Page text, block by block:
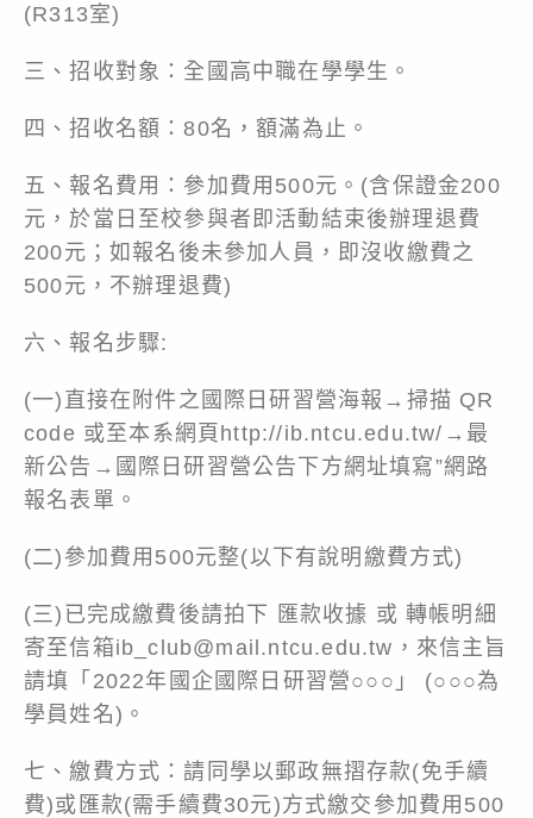
(R313室)
三、招收對象：全國高中職在學學生。
四、招收名額：80名，額滿為止。
五、報名費用：參加費用500元。(含保證金200
元，於當日至校參與者即活動結束後辦理退費
200元；如報名後未參加人員，即沒收繳費之
500元，不辦理退費)
六、報名步驟:
(一)直接在附件之國際日研習營海報→掃描 QR
code 或至本系網頁 http://ib.ntcu.edu.tw/ →最
新公告→國際日研習營公告下方網址填寫”網路
報名表單。
(二)參加費用500元整(以下有說明繳費方式)
(三)已完成繳費後請拍下 匯款收據 或 轉帳明細
寄至信箱ib_club@mail.ntcu.edu.tw，來信主旨
請填「2022年國企國際日研習營○○○」 (○○○為
學員姓名)。
七、繳費方式：請同學以郵政無摺存款(免手續
費)或匯款(需手續費30元)方式繳交參加費用500